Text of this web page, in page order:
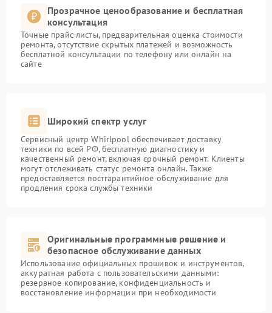
Прозрачное ценообразование и бесплатная
консультация
Точные прайс-листы, предварительная оценка стоимости
ремонта, отсутствие скрытых платежей и возможность
бесплатной консультации по телефону или онлайн на
сайте
Широкий спектр услуг
Сервисный центр Whirlpool обеспечивает доставку
техники по всей РФ, бесплатную диагностику и
качественный ремонт, включая срочный ремонт. Клиенты
могут отслеживать статус ремонта онлайн. Также
предоставляется постгарантийное обслуживание для
продления срока службы техники
Оригинальные программные решение и
безопасное обслуживание данных
Использование официальных прошивок и инструментов,
аккуратная работа с пользовательскими данными:
резервное копирование, конфиденциальность и
восстановление информации при необходимости